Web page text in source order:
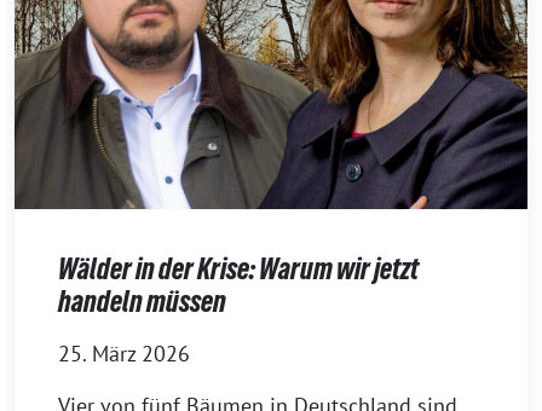
Wälder in der Krise: Warum wir jetzt
handeln müssen
25. März 2026